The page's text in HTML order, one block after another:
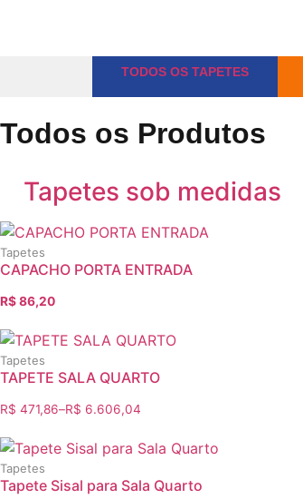
TODOS OS TAPETES
Todos os Produtos
Tapetes sob medidas
Tapetes
CAPACHO PORTA ENTRADA
R$86,20
Tapetes
TAPETE SALA QUARTO
R$ 471,86–R$ 6.606,04
Tapetes
Tapete Sisal para Sala Quarto